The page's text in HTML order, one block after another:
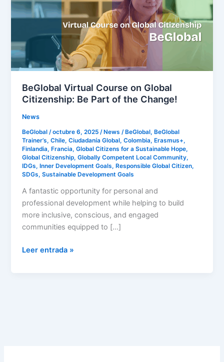
BeGlobal Virtual Course on Global
Citizenship: Be Part of the Change!
News
BeGlobal/octubre 6, 2025/ News / BeGlobal, BeGlobal
Trainer’s,Chile,Ciudadanía Global,Colombia, Erasmus+,
Finlandia, Francia,Global Citizens for a Sustainable Hope,
Global Citizenship,Globally Competent Local Community,
IDGs, Inner Development Goals, Responsible Global Citizen,
SDGs,Sustainable Development Goals
A fantastic opportunity for personal and
professional development while helping to build
more inclusive, conscious, and engaged
communities equipped to […]
Global
Citizenship:
Part
of
the
Change!
Leer entrada »